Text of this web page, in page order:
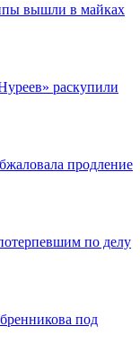
вышли в майках
раскупили
продление
по делу
под